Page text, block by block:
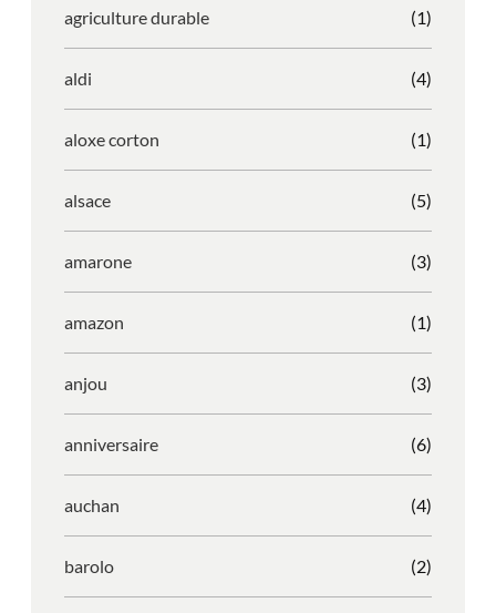
agriculture durable (1)
aldi (4)
aloxe corton (1)
alsace (5)
amarone (3)
amazon (1)
anjou (3)
anniversaire (6)
auchan (4)
barolo (2)